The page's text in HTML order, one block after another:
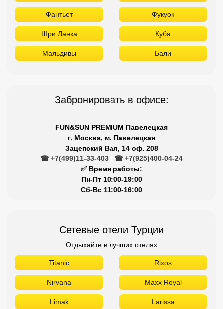
Фантьет Фукуок
Шри Ланка Куба
Мальдивы Бали
Забронировать в офисе:
FUN&SUN PREMIUM Павелецкая
г. Москва, м. Павелецкая
Зацепский Вал, 14 оф. 208
☎ +7(499)11-33-403
☎ +7(925)400-04-24
✅ Время работы:
Пн-Пт 10:00-19:00
Сб-Вс 11:00-16:00
Сетевые отели Турции
Отдыхайте в лучших отелях
Titanic Rixos
Nirvana Maxx Royal
Limak Larissa